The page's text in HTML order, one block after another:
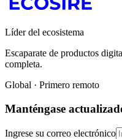
Líder del ecosistema
Escaparate de productos
completa.
Global · Primero remoto
Manténgase
Ingrese su correo electrónico